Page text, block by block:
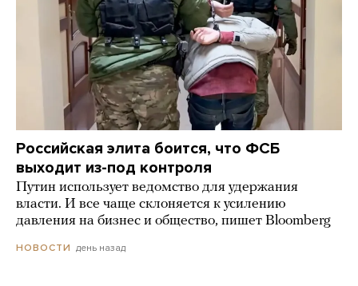
Российская элита боится, что ФСБ
выходит из-под контроля
Путин использует ведомство для удержания
власти. И все чаще склоняется к усилению
давления на бизнес и общество, пишет Bloomberg
НОВОСТИ день назад